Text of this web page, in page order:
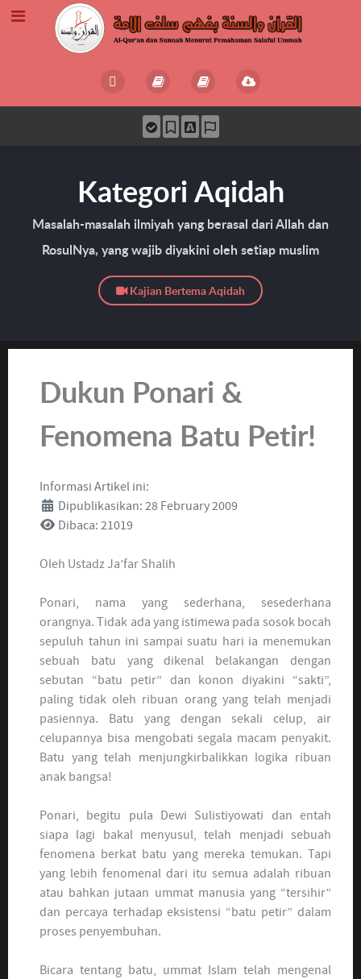
Kategori Aqidah
Masalah-masalah ilmiyah yang berasal dari Allah dan
RosulNya, yang wajib diyakini oleh setiap muslim
Kajian Bertema Aqidah
Dukun Ponari &
Fenomena Batu Petir!
Informasi Artikel ini:
Dipublikasikan: 28 February 2009
Dibaca: 21019
Oleh Ustadz Ja’far Shalih
Ponari, nama yang sederhana, sesederhana
orangnya. Tidak ada yang istimewa pada sosok bocah
sepuluh tahun ini sampai suatu hari ia menemukan
sebuah batu yang dikenal belakangan dengan
sebutan “batu petir” dan konon diyakini “sakti”,
paling tidak oleh ribuan orang yang telah menjadi
pasiennya. Batu yang dengan sekali celup, air
celupannya bisa mengobati segala macam penyakit.
Batu yang telah menjungkirbalikkan logika ribuan
anak bangsa!
Ponari, begitu pula Dewi Sulistiyowati dan entah
siapa lagi bakal menyusul, telah menjadi sebuah
fenomena berkat batu yang mereka temukan. Tapi
yang lebih fenomenal dari itu semua adalah ribuan
atau bahkan jutaan ummat manusia yang “tersihir”
dan percaya terhadap eksistensi “batu petir” dalam
proses penyembuhan.
Bicara tentang batu, ummat Islam telah mengenal